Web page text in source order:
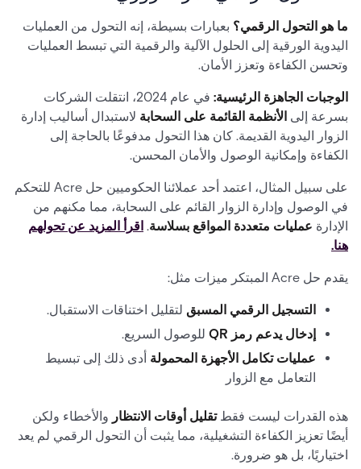
ما هو التحول الرقمي؟ بعبارات بسيطة، إنه التحول من العمليات
اليدوية الورقية إلى الحلول الآلية والرقمية التي تبسط العمليات
وتحسن الكفاءة وتعزز الأمان.
الوجبات الجاهزة الرئيسية:
في عام 2024، انتقلت الشركات
بسرعة إلى الأنظمة القائمة على السحابة لاستبدال أساليب إدارة
الزوار اليدوية القديمة. كان هذا التحول مدفوعًا بالحاجة إلى
الكفاءة وإمكانية الوصول والأمان المحسن.
على سبيل المثال، اعتمد أحد عملائنا الحكوميين حل Acre للتحكم
في الوصول وإدارة الزوار القائم على السحابة، مما مكنهم من
الإدارة عمليات متعددة المواقع بسلاسة. اقرأ المزيد عن تحولهم
هنا.
يقدم حل Acre المبتكر ميزات مثل:
التسجيل الرقمي المسبق لتقليل اختناقات الاستقبال.
إدخال يدعم رمز QR
للوصول السريع.
عمليات تكامل الأجهزة المحمولة أدى ذلك إلى تبسيط
التعامل مع الزوار
هذه القدرات ليست فقطتقليل أوقات الانتظار والأخطاء ولكن
أيضًا تعزيز الكفاءة التشغيلية، مما يثبت أن التحول الرقمي لم يعد
اختياريًا، بل هو ضرورة.